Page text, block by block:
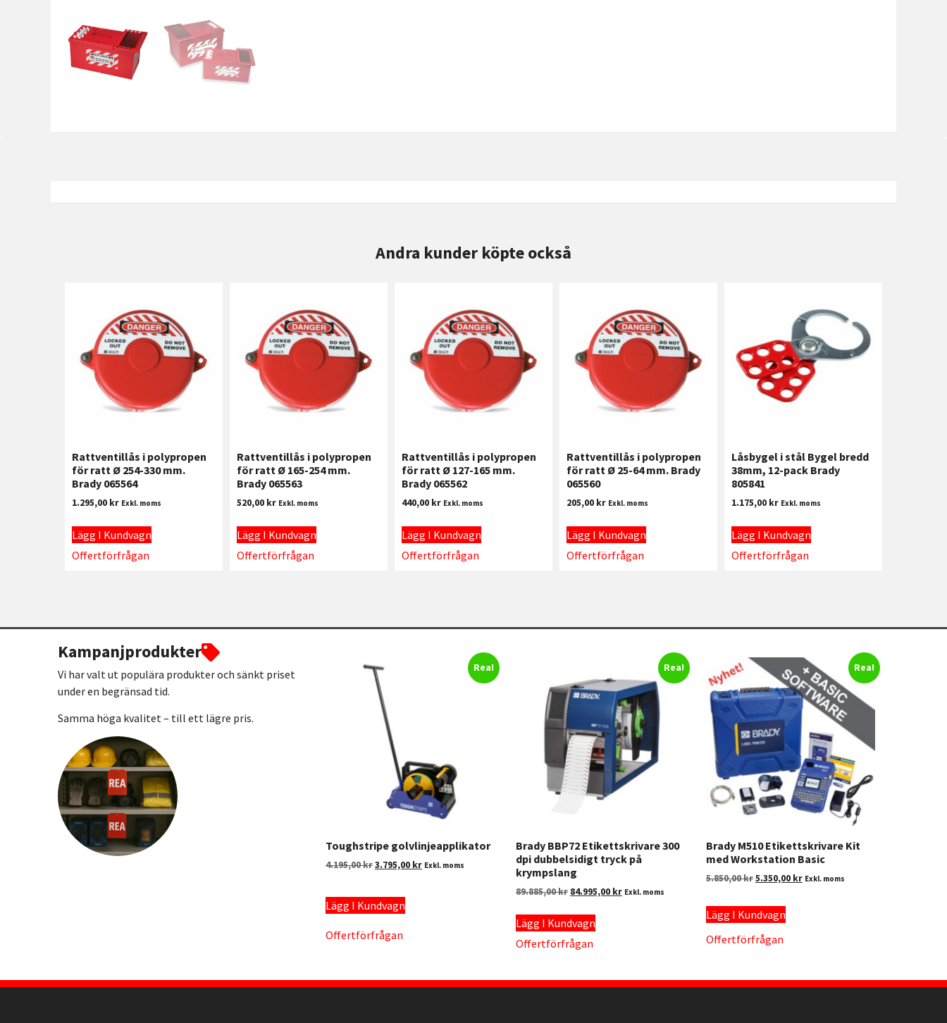
Andra kunder köpte också
Rattventillås i polypropen
för ratt Ø 254-330 mm.
Brady 065564
1.295,00 kr Exkl. moms
Lägg I Kundvagn
Offertförfrågan
Rattventillås i polypropen
för ratt Ø 165-254 mm.
Brady 065563
520,00 kr Exkl. moms
Lägg I Kundvagn
Offertförfrågan
Rattventillås i polypropen
för ratt Ø 127-165 mm.
Brady 065562
440,00 kr Exkl. moms
Lägg I Kundvagn
Offertförfrågan
Rattventillås i polypropen
för ratt Ø 25-64 mm. Brady
065560
205,00 kr Exkl. moms
Lägg I Kundvagn
Offertförfrågan
Låsbygel i stål Bygel bredd
38mm, 12-pack Brady
805841
1.175,00 kr Exkl. moms
Lägg I Kundvagn
Offertförfrågan
Kampanjprodukter
Vi har valt ut populära produkter och sänkt priset
under en begränsad tid.
Samma höga kvalitet – till ett lägre pris.
Rea!
Toughstripe golvlinjeapplikator
4.195,00kr3.795,00 kr Exkl. moms
Lägg I Kundvagn
Offertförfrågan
Rea!
Brady BBP72 Etikettskrivare 300
dpi dubbelsidigt tryck på
krympslang
89.885,00kr 84.995,00 kr Exkl. moms
Lägg I Kundvagn
Offertförfrågan
Rea!
Brady M510 Etikettskrivare Kit
med Workstation Basic
5.850,00kr5.350,00 kr Exkl. moms
Lägg I Kundvagn
Offertförfrågan